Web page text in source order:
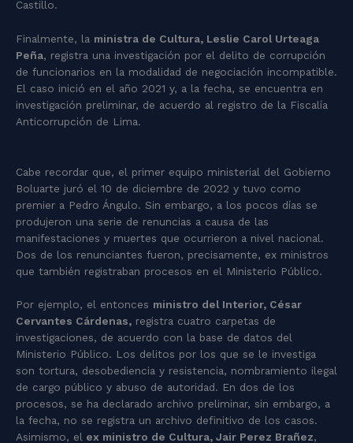
Castillo.
Finalmente, la ministra de Cultura, Leslie Carol Urteaga
Peña, registra una investigación por el delito de corrupción
de funcionarios en la modalidad de negociación incompatible.
El caso inició en el año 2021 y, a la fecha, se encuentra en
investigación preliminar, de acuerdo al registro de la Fiscalía
Anticorrupción de Lima.
Cabe recordar que, el primer equipo ministerial del Gobierno
Boluarte juró el 10 de diciembre de 2022 y tuvo como
premier a Pedro Ángulo. Sin embargo, a los pocos días se
produjeron una serie de renuncias a causa de las
manifestaciones y muertes que ocurrieron a nivel nacional.
Dos de los renunciantes fueron, precisamente, ex ministros
que también registraban procesos en el Ministerio Público.
Por ejemplo, el entonces ministro del Interior, César
Cervantes Cárdenas, registra cuatro carpetas de
investigaciones, de acuerdo con la base de datos del
Ministerio Público. Los delitos por los que se le investiga
son tortura, desobediencia y resistencia, nombramiento ilegal
de cargo público y abuso de autoridad. En dos de los
procesos, se ha declarado archivo preliminar, sin embargo, a
la fecha, no se registra un archivo definitivo de los casos.
Asimismo, el ex ministro de Cultura, Jair Perez Brañez,